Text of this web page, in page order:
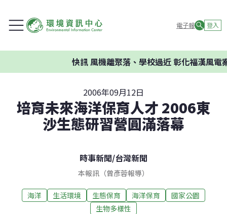
電子報 登入
快訊風機離聚落、學校過近 彰化福漢風電案環
2006年09月12日
培育未來海洋保育人才 2006東
沙生態研習營圓滿落幕
時事新聞/台灣新聞
本報訊（曾彥蓉報導）
海洋 生活環境 生態保育 海洋保育
國家公園
生物多樣性